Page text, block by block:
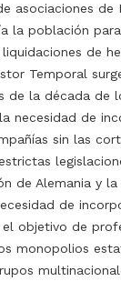
asociaciones de
la población
de
Temporal
de la década de
necesidad de
sin las
de Alemania y
de
objetivo de
monopolios